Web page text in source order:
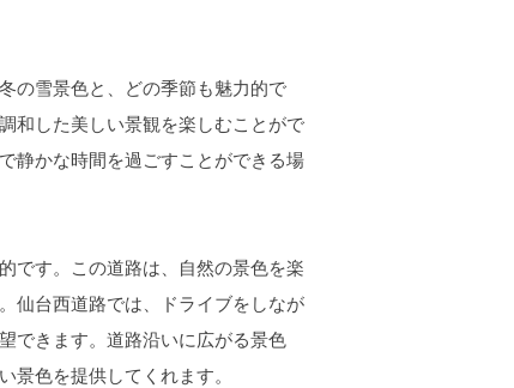
の雪景色と、どの季節も魅力的で
和した美しい景観を楽しむことがで
静かな時間を過ごすことができる場
です。この道路は、自然の景色を楽
仙台西道路では、ドライブをしなが
できます。道路沿いに広がる景色
色を提供してくれます。